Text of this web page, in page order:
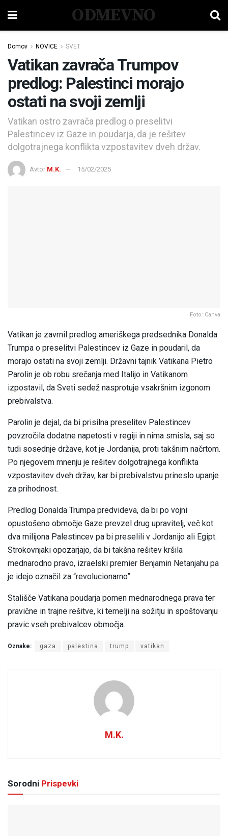
ODMEVNO
Domov NOVICE SVET
Vatikan zavrača Trumpov
predlog: Palestinci morajo
ostati na svoji zemlji
Vatikan ostro zavrača predlog o preselitvi
Palestincev iz Gaze in poudarja, da je rešitev
dolgotrajnega konflikta vzpostavitev dveh držav.
Avtor M.K. 15/02/2025
Foto: Canva
Vatikan je zavrnil predlog ameriškega predsednika Donalda
Trumpa o preselitvi Palestincev iz Gaze in poudaril, da
morajo ostati na svoji zemlji. Državni tajnik Vatikana Pietro
Parolin je ob robu srečanja med Italijo in Vatikanom
izpostavil, da Sveti sedež nasprotuje vsakršnim izgonom
prebivalstva.
Parolin je dejal, da bi prisilna preselitev Palestincev
povzročila dodatne napetosti v regiji in nima smisla, saj so
tudi sosednje države, kot je Jordanija, proti takšnim načrtom.
Po njegovem mnenju je rešitev dolgotrajnega konflikta
vzpostavitev dveh držav, kar bi prebivalstvu prineslo upanje
za prihodnost.
Predlog Donalda Trumpa predvideva, da bi po vojni
opustošeno območje Gaze prevzel drug upravitelj, več kot
dva milijona Palestincev pa bi preselili v Jordanijo ali Egipt.
Strokovnjaki opozarjajo, da bi takšna rešitev kršila
mednarodno pravo, izraelski premier Benjamin Netanjahu pa
je idejo označil za “revolucionarno”.
Stališče Vatikana poudarja pomen mednarodnega prava ter
pravične in trajne rešitve, ki temelji na sožitju in spoštovanju
pravic vseh prebivalcev območja.
Oznake: gaza palestina trump vatikan
M.K.
Sorodni Prispevki